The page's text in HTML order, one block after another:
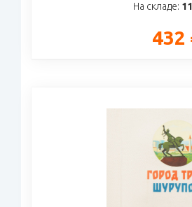
На складе:
432